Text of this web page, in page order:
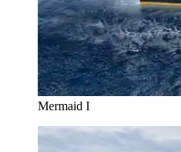
Mermaid I